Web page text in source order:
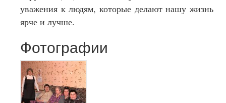
уважения к людям, которые делают нашу жизнь
ярче и лучше.
Фотографии